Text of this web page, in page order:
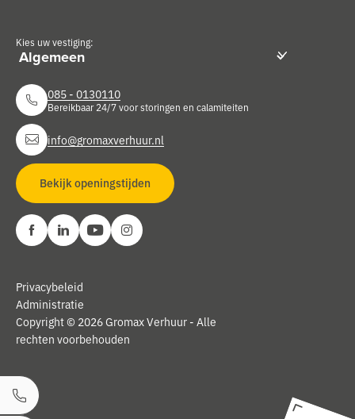
Bel ons
Kies uw vestiging:
085 - 0130110
Bereikbaar 24/7 voor storingen en calamiteiten
info@gromaxverhuur.nl
Bekijk openingstijden
Copyright © 2026 Gromax Verhuur - Alle
rechten voorbehouden
Privacybeleid
Administratie